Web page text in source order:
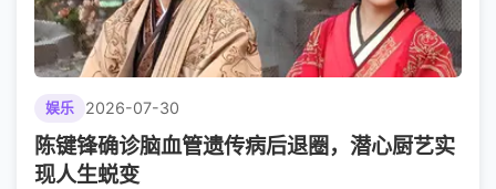
娱乐 2026-07-30
陈键锋确诊脑血管遗传病后退圈，潜心厨艺实
现人生蜕变